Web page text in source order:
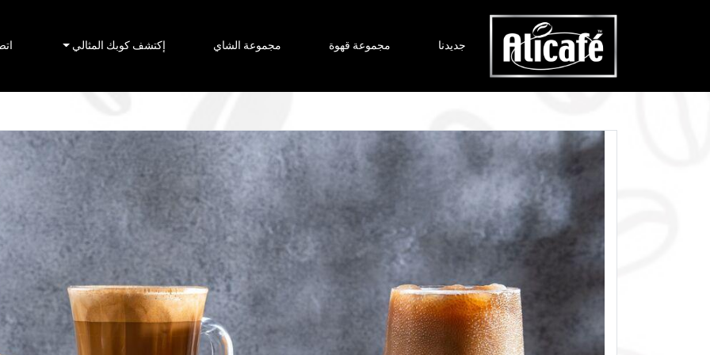
جديدنا مجموعة قهوة مجموعة الشاي إكتشف كوبك المثالي